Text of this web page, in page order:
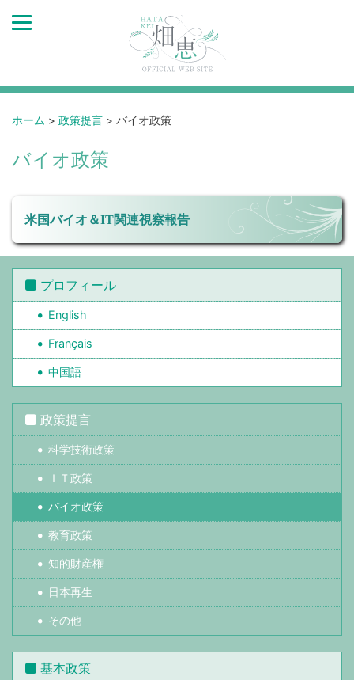
ホーム > 政策提言 > バイオ政策
バイオ政策
米国バイオ＆IT関連視察報告
プロフィール
English
Français
中国語
政策提言
科学技術政策
ＩＴ政策
バイオ政策
教育政策
知的財産権
日本再生
その他
基本政策